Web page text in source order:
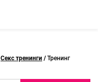
Секс тренинги / Тренинг